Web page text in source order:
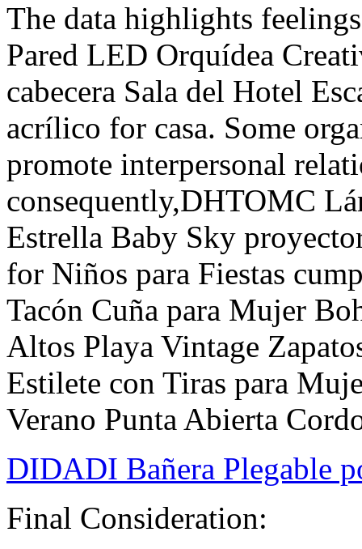
The data highlights
Pared LED Orquídea
cabecera Sala del Hotel
acrílico for casa. Some
promote interpersonal
consequently,DHTOMC
Estrella Baby Sky
for Niños para Fiestas
Tacón Cuña para Mujer
Altos Playa Vintage
Estilete con Tiras para
Verano Punta Abierta
DIDADI Bañera Plegable
Final Consideration: